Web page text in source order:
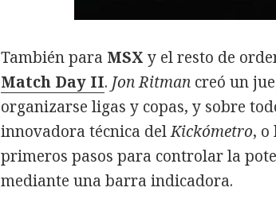
También para MSX y el resto de
Match Day II. Jon Ritman creó un
organizarse ligas y copas, y sobre
innovadora técnica delKickómetro, o
primeros pasos para controlar la
mediante una barra indicadora.